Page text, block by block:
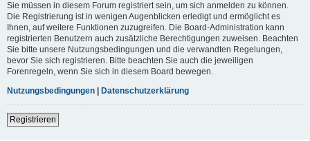
Sie müssen in diesem Forum registriert sein, um sich anmelden zu können.
Die Registrierung ist in wenigen Augenblicken erledigt und ermöglicht es
Ihnen, auf weitere Funktionen zuzugreifen. Die Board-Administration kann
registrierten Benutzern auch zusätzliche Berechtigungen zuweisen. Beachten
Sie bitte unsere Nutzungsbedingungen und die verwandten Regelungen,
bevor Sie sich registrieren. Bitte beachten Sie auch die jeweiligen
Forenregeln, wenn Sie sich in diesem Board bewegen.
Nutzungsbedingungen
Datenschutzerklärung
Registrieren